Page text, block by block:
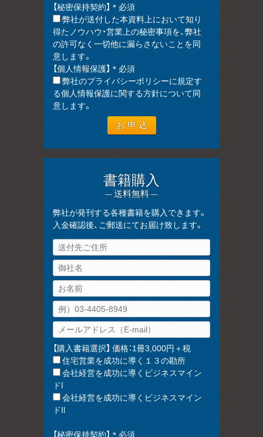
【秘密保持契約】＊必須
弊社が送付した本資料上において知り
得たノウハウ・営業上の秘密事項を、弊社
の許可なく一切他に漏らさないことを同
意します。
【個人情報保護】＊必須
弊社のプライバシーポリシーに規定す
る個人情報保護に関する方針について同
意します。
書籍購入
— 送料無料 —
弊社が発刊する各種書籍を購入できます。
入金確認後、ご郵送にてお届け致します。
【購入書籍選択】 価格：1冊3,000円＋税
住宅営業を成功に導く１３の勘所
会社経営を成功に導くビジネスマイン
ドⅠ
会社経営を成功に導くビジネスマイン
ドⅡ
【秘密保持契約】＊必須